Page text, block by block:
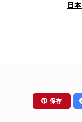
日
保存